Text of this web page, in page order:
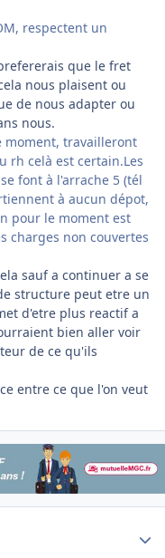
respectent un
que le fret
nous plaisent ou
de nous adapter ou
nous.
moment, travailleront
rh celà est certain.Les
font à l'arrache 5 (tél
à aucun dépot,
pour le moment est
charges non couvertes
sauf a continuer a se
structure peut etre un
d'etre plus reactif a
bien aller voir
de ce qu'ils
entre ce que l'on veut